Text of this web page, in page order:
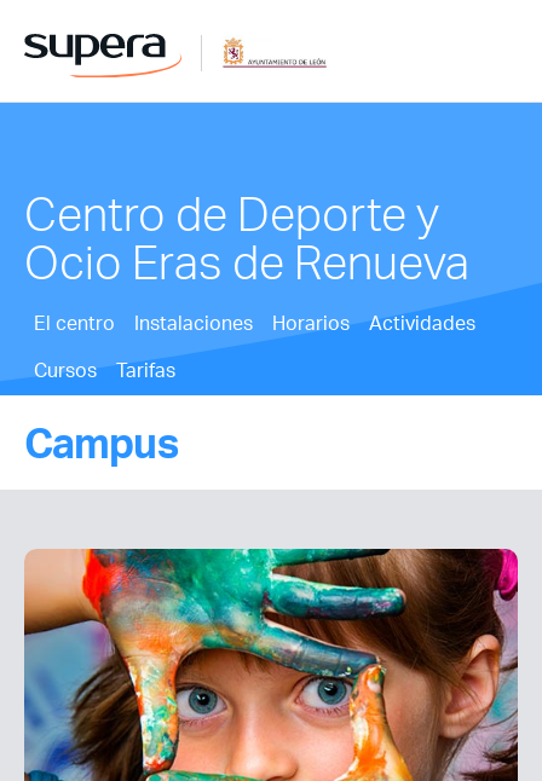
Centro de Deporte y
Ocio Eras de Renueva
El centro Instalaciones Horarios
Actividades
Cursos
Tarifas
Campus